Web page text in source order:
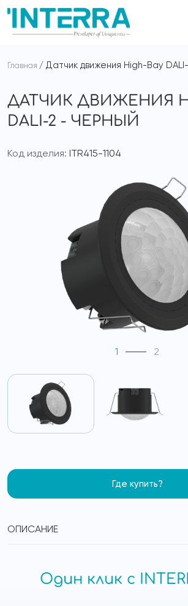
Главная Датчик движения High-Bay
Где купить?
ОПИСАНИЕ
ДАТЧИК ДВИЖЕНИЯ
DALI-2 - ЧЕРНЫЙ
Код изделия: ITR415-1104
1 2
Один клик с